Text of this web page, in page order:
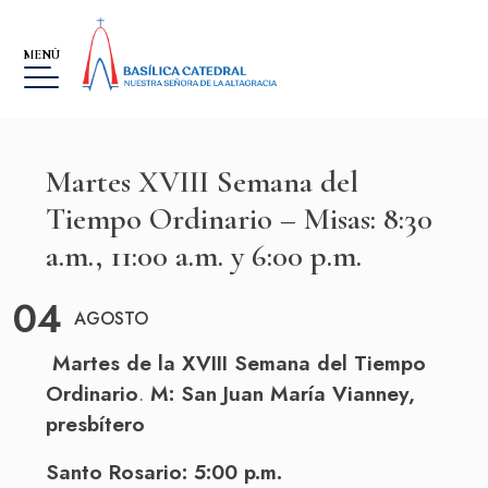
MENÚ
BASÍLICA
MUSEO
LA ALTAGRACIA
GALERÍA DE IMÁGENES
EVENTOS
Martes XVIII Semana del
Tiempo Ordinario – Misas: 8:30
a.m., 11:00 a.m. y 6:00 p.m.
04 AGOSTO
Martes de la XVIII Semana del Tiempo
Ordinario. M: San Juan María Vianney,
presbítero
Santo Rosario: 5:00 p.m.